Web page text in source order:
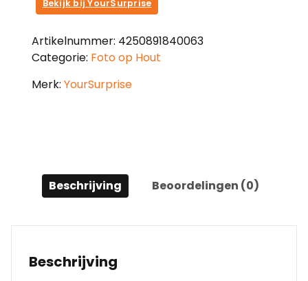
Bekijk bij YourSurprise
Artikelnummer: 4250891840063
Categorie: Foto op Hout
Merk: YourSurprise
Beschrijving Beoordelingen (0)
Beschrijving